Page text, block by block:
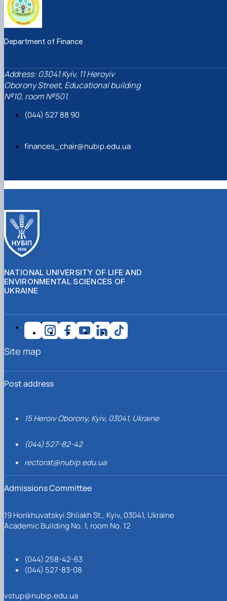
Department of Finance
Address: 03041 Kyiv, 11 Heroyiv
Oborony Street, Educational building
№10, room №501.
(044) 527 88 90
finances_chair@nubip.edu.ua
NATIONAL UNIVERSITY OF LIFE AND
ENVIRONMENTAL SCIENCES OF
UKRAINE
Post address
15 Heroiv Oborony, Kyiv, 03041, Ukraine
(044) 527-82-42
rectorat@nubip.edu.ua
Admissions Committee
19 Horikhuvatskyi Shliakh St., Kyiv, 03041, Ukraine
Academic Building No. 1, room No. 12
(044) 258-42-63
(044) 527-83-08
vstup@nubip.edu.ua
Site map